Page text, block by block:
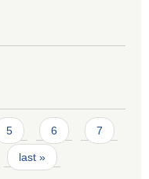
5 6 7
last »